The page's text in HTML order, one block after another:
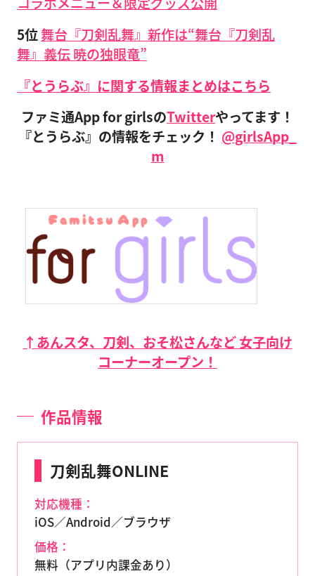
5位舞台『刀剣乱舞』新作は“舞台『刀剣乱
舞』義伝 暁の独眼竜”
『とうらぶ』に関する情報まとめはこちら
ファミ通App for girlsのTwitterやってます！
『とうらぶ』の情報をチェック！ @girlsApp_
m
↑あんスタ、刀剣、おそ松さんなど 女子向け
コーナーオープン！
作品情報
刀剣乱舞ONLINE
対応機種：
iOS／Android／ブラウザ
価格：
無料（アプリ内課金あり）